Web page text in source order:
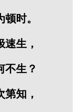
时。
生，
不生？
知，